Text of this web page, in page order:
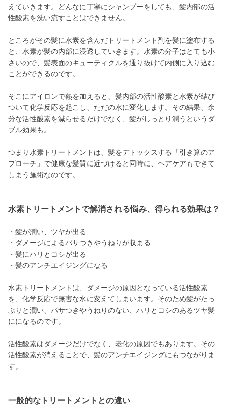
えていきます。どんなに丁寧にシャンプーをしても、髪内部の活
性酸素を洗い流すことはできません。
ところがその髪に水素を含んだトリートメント剤を髪に塗布する
と、水素が髪の内部に浸透していきます。水素の分子はとても小
さいので、髪表面のキューティクルを通り抜けて内側に入り込む
ことができるのです。
そこにアイロンで熱を加えると、髪内部の活性酸素と水素が結び
ついて化学反応を起こし、ただの水に変化します。その結果、余
分な活性酸素を減らせるだけでなく、髪がしっとり潤うというダ
ブル効果も。
つまり水素トリートメントは、髪をデトックスする「引き算のア
プローチ」で健康な髪質に近づけると同時に、ヘアケアもできて
しまう施術なのです。
水素トリートメントで解消される悩み、得られる効果は？
・髪が潤い、ツヤが出る
・ダメージによるパサつきやうねりが収まる
・髪にハリとコシが出る
・髪のアンチエイジングになる
水素トリートメントは、ダメージの原因となっている活性酸素
を、化学反応で無害な水に変えてしまいます。そのため髪がたっ
ぷりと潤い、パサつきやうねりのない、ハリとコシのあるツヤ髪
にになるのです。
活性酸素はダメージだけでなく、老化の原因でもあります。その
活性酸素が消えることで、髪のアンチエイジングにもつながりま
す。
一般的なトリートメントとの違い